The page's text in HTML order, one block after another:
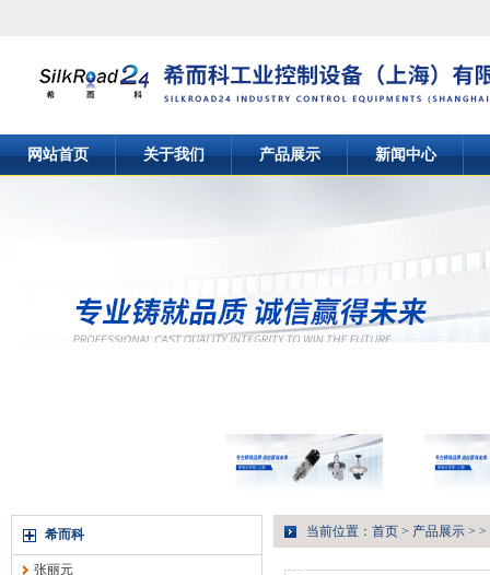
网站首页 关于我们 产品展示 新闻中心
希而科
张丽元
当前位置： 首页 > 产品展示 > >